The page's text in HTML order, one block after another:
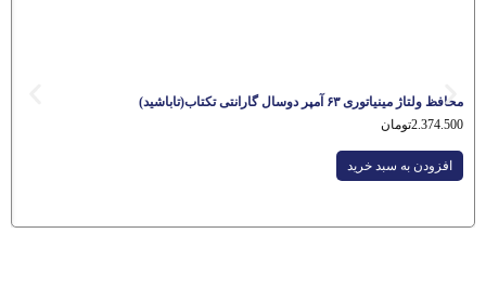
محافظ ولتاژ مینیاتوری ۶۳ آمپر دوسال گارانتی تکتاب(تاباشید)
2.374.500تومان
افزودن به سبد خرید